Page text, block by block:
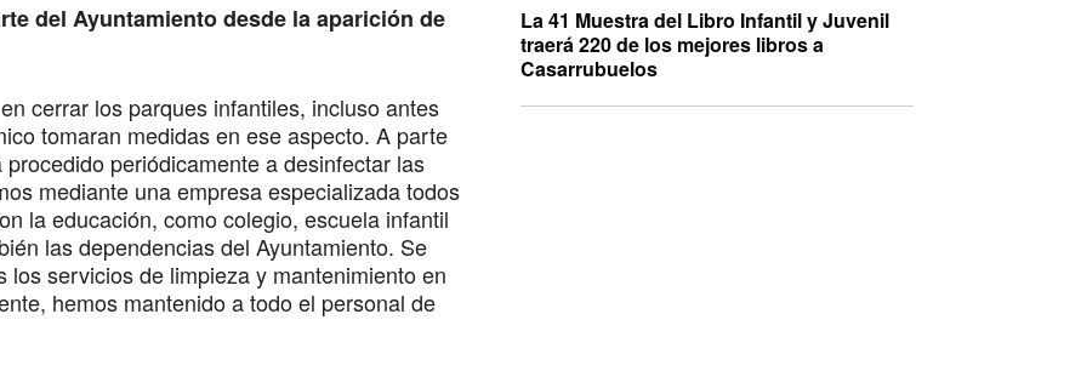
del Ayuntamiento desde la aparición de
cerrar los parques infantiles, incluso antes
tomaran medidas en ese aspecto. A parte
periódicamente a desinfectar las
mediante una empresa especializada todos
la educación, como colegio, escuela infantil
las dependencias del Ayuntamiento. Se
servicios de limpieza y mantenimiento en
hemos mantenido a todo el personal de
La 41 Muestra del Libro Infantil y Juvenil
traerá 220 de los mejores libros a
Casarrubuelos